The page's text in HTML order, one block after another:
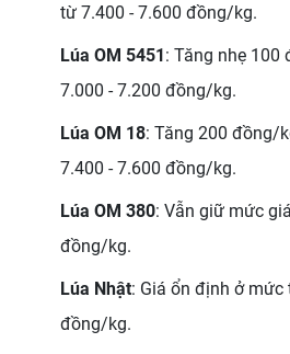
từ 7.400 - 7.600 đồng/kg.
Lúa OM 5451: Tăng nhẹ 100
7.000 - 7.200 đồng/kg.
Lúa OM 18: Tăng 200 đồng/
7.400 - 7.600 đồng/kg.
Lúa OM 380: Vẫn giữ mức
đồng/kg.
Lúa Nhật: Giá ổn định ở mức
đồng/kg.